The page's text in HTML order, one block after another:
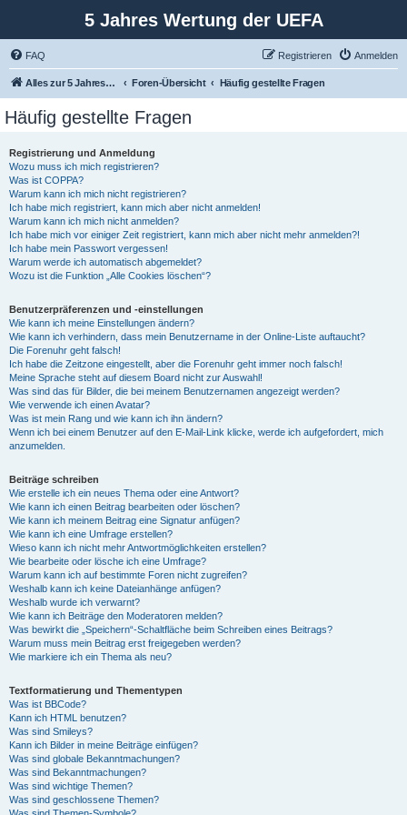
5 Jahres Wertung der UEFA
FAQ Anmelden
Registrieren
Alles zur 5 Jahreswertung / Tabelle der UEFA mit vielen Statistiken. Foren-Übersicht Häufig gestellte Fragen
Häufig gestellte Fragen
Registrierung und Anmeldung
Wozu muss ich mich registrieren?
Was ist COPPA?
Warum kann ich mich nicht registrieren?
Ich habe mich registriert, kann mich aber nicht anmelden!
Warum kann ich mich nicht anmelden?
Ich habe mich vor einiger Zeit registriert, kann mich aber nicht mehr anmelden?!
Ich habe mein Passwort vergessen!
Warum werde ich automatisch abgemeldet?
Wozu ist die Funktion „Alle Cookies löschen“?
Benutzerpräferenzen und -einstellungen
Wie kann ich meine Einstellungen ändern?
Wie kann ich verhindern, dass mein Benutzername in der Online-Liste auftaucht?
Die Forenuhr geht falsch!
Ich habe die Zeitzone eingestellt, aber die Forenuhr geht immer noch falsch!
Meine Sprache steht auf diesem Board nicht zur Auswahl!
Was sind das für Bilder, die bei meinem Benutzernamen angezeigt werden?
Wie verwende ich einen Avatar?
Was ist mein Rang und wie kann ich ihn ändern?
Wenn ich bei einem Benutzer auf den E-Mail-Link klicke, werde ich aufgefordert, mich
anzumelden.
Beiträge schreiben
Wie erstelle ich ein neues Thema oder eine Antwort?
Wie kann ich einen Beitrag bearbeiten oder löschen?
Wie kann ich meinem Beitrag eine Signatur anfügen?
Wie kann ich eine Umfrage erstellen?
Wieso kann ich nicht mehr Antwortmöglichkeiten erstellen?
Wie bearbeite oder lösche ich eine Umfrage?
Warum kann ich auf bestimmte Foren nicht zugreifen?
Weshalb kann ich keine Dateianhänge anfügen?
Weshalb wurde ich verwarnt?
Wie kann ich Beiträge den Moderatoren melden?
Was bewirkt die „Speichern“-Schaltfläche beim Schreiben eines Beitrags?
Warum muss mein Beitrag erst freigegeben werden?
Wie markiere ich ein Thema als neu?
Textformatierung und Thementypen
Was ist BBCode?
Kann ich HTML benutzen?
Was sind Smileys?
Kann ich Bilder in meine Beiträge einfügen?
Was sind globale Bekanntmachungen?
Was sind Bekanntmachungen?
Was sind wichtige Themen?
Was sind geschlossene Themen?